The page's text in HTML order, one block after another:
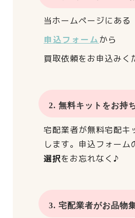
当ホームページにある
申込フォームから
買取依頼をお申込みく
2. 無料キットをお持
宅配業者が無料宅配キ
します。 申込フォーム
選択をお忘れなく♪
3. 宅配業者がお品物